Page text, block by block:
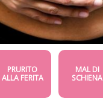
PRURITO
ALLA FERITA
MAL DI
SCHIENA